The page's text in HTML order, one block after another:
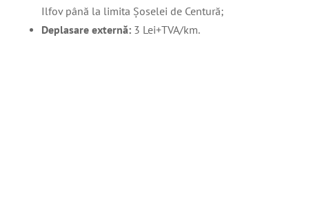
Ilfov până la limita Șoselei de Centură;
Deplasare externă: 3 Lei+TVA/km.